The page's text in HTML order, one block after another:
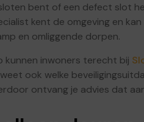
bent of een defect slot
kent de omgeving en
en omliggende dorpen.
kunnen inwoners terecht bij
ook welke
ontvang je advies dat